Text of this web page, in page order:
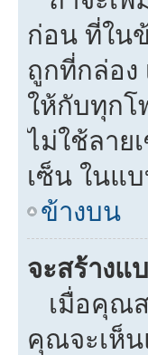
ก่อน ที่ใน
ถูกที่กล่อง
ให้กับทุก
ไม่ใช้ลาย
เซ็น ในแ
ข้างบน
จะสร้างแ
เมื่อคุณส
คุณจะเห็